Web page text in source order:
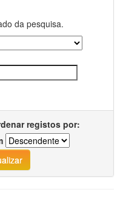
da pesquisa.
registos por: